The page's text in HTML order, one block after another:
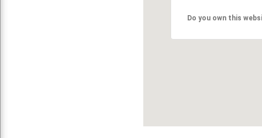
Do you own this